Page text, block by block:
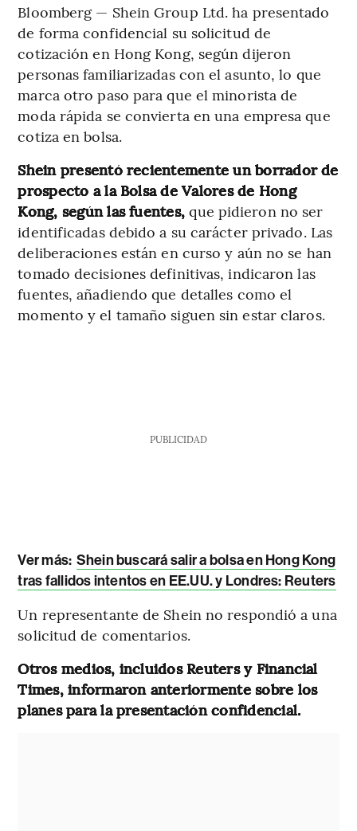
Bloomberg — Shein Group Ltd. ha presentado
de forma confidencial su solicitud de
cotización en Hong Kong, según dijeron
personas familiarizadas con el asunto, lo que
marca otro paso para que el minorista de
moda rápida se convierta en una empresa que
cotiza en bolsa.
Shein presentó recientemente un borrador de
prospecto a la Bolsa de Valores de Hong
Kong, según las fuentes,que pidieron no ser
identificadas debido a su carácter privado. Las
deliberaciones están en curso y aún no se han
tomado decisiones definitivas, indicaron las
fuentes, añadiendo que detalles como el
momento y el tamaño siguen sin estar claros.
PUBLICIDAD
Ver más: Shein buscará salir a bolsa en Hong Kong
tras fallidos intentos en EE.UU. y Londres: Reuters
Un representante de Shein no respondió a una
solicitud de comentarios.
Otros medios, incluidos Reuters y Financial
Times, informaron anteriormente sobre los
planes para la presentación confidencial.